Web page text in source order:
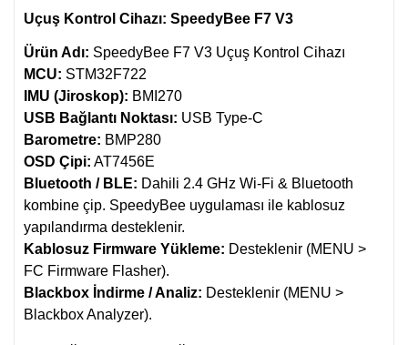
Uçuş Kontrol Cihazı: SpeedyBee F7 V3
Ürün Adı: SpeedyBee F7 V3 Uçuş Kontrol Cihazı
MCU: STM32F722
IMU (Jiroskop): BMI270
USB Bağlantı Noktası: USB Type-C
Barometre: BMP280
OSD Çipi: AT7456E
Bluetooth / BLE: Dahili 2.4 GHz Wi-Fi & Bluetooth
kombine çip. SpeedyBee uygulaması ile kablosuz
yapılandırma desteklenir.
Kablosuz Firmware Yükleme: Desteklenir (MENU >
FC Firmware Flasher).
Blackbox İndirme / Analiz: Desteklenir (MENU >
Blackbox Analyzer).